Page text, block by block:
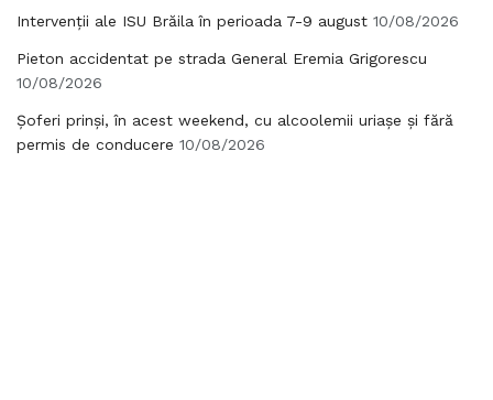
Intervenții ale ISU Brăila în perioada 7-9 august 10/08/2026
Pieton accidentat pe strada General Eremia Grigorescu
10/08/2026
Șoferi prinși, în acest weekend, cu alcoolemii uriașe și fără
permis de conducere 10/08/2026